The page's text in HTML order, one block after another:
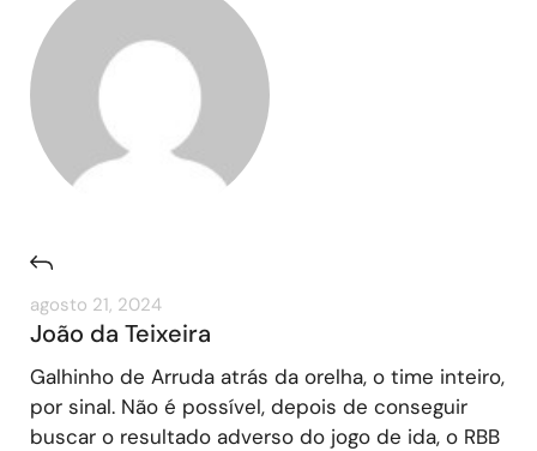
agosto 21, 2024
João da Teixeira
Galhinho de Arruda atrás da orelha, o time inteiro,
por sinal. Não é possível, depois de conseguir
buscar o resultado adverso do jogo de ida, o RBB